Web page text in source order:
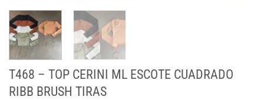
T468 – TOP CERINI ML ESCOTE CUADRADO
RIBB BRUSH TIRAS